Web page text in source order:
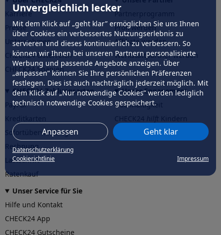
Unvergleichlich lecker
Mit dem Klick auf „geht klar” ermöglichen Sie uns Ihnen
über Cookies ein verbessertes Nutzungserlebnis zu
servieren und dieses kontinuierlich zu verbessern. So
können wir Ihnen bei unseren Partnern personalisierte
Werbung und passende Angebote anzeigen. Über
„anpassen” können Sie Ihre persönlichen Präferenzen
festlegen. Dies ist auch nachträglich jederzeit möglich. Mit
dem Klick auf „Nur notwendige Cookies” werden lediglich
technisch notwendige Cookies gespeichert.
Anpassen Geht klar
Datenschutzerklärung
Cookierichtlinie
Impressum
Karriere
Presse
Unternehmen
CHECK24 Österreich
CHECK24 Spanien
Partnerprogramm
Profi werden
Affiliate werden
Werkstattpartner werden
CHECK24 Zahlungsarten
PayPal
Sofortüberweisung
Rechnung
Lastschrift
Ratenkauf
Unser Engagement
Nachhaltigkeit
CHECK24hilftder Natur
Unser Service für Sie
Hilfe und Kontakt
CHECK24 App
CHECK24 Gutscheine